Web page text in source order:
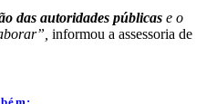
das autoridades públicas e o
informou a assessoria de